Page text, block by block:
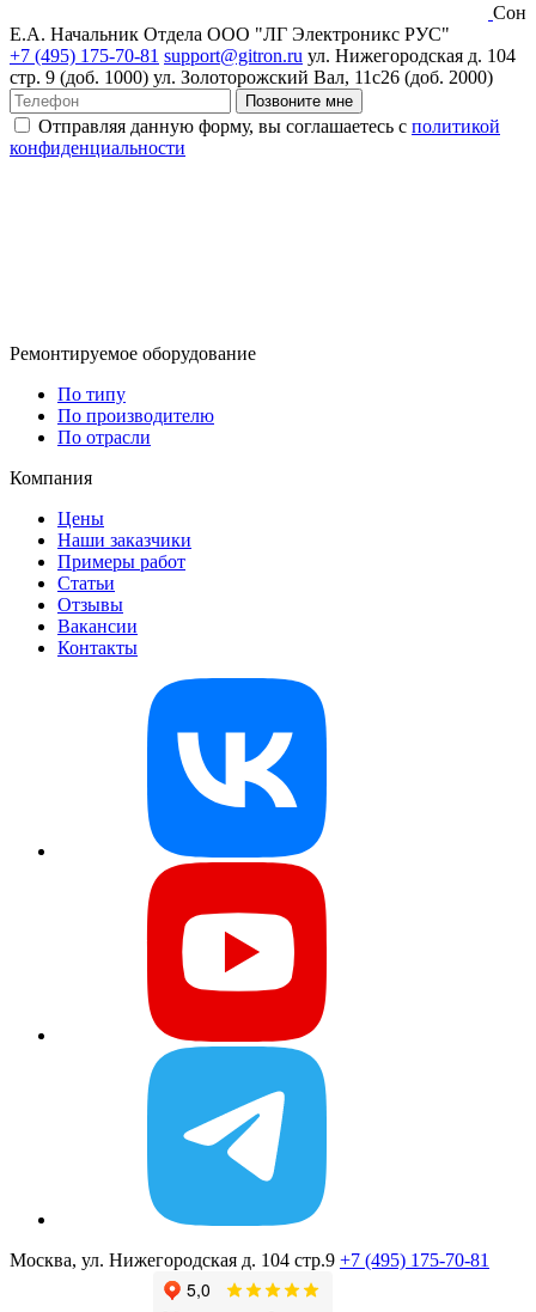
Сон
Е.А. Начальник Отдела ООО "ЛГ Электроникс РУС"
+7 (495) 175-70-81 support@gitron.ru ул. Нижегородская д. 104
стр. 9 (доб. 1000) ул. Золоторожский Вал, 11с26 (доб. 2000)
Позвоните мне
Отправляя данную форму, вы соглашаетесь с политикой
конфиденциальности
Ремонтируемое оборудование
По типу
По производителю
По отрасли
Компания
Цены
Наши заказчики
Примеры работ
Статьи
Отзывы
Вакансии
Контакты
Москва, ул. Нижегородская д. 104 стр.9 +7 (495) 175-70-81